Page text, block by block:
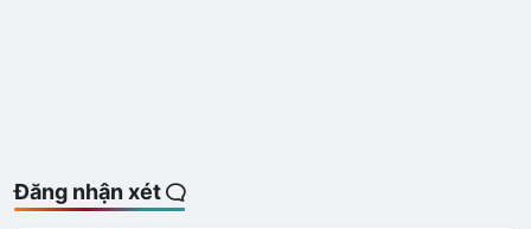
Đăng nhận xét